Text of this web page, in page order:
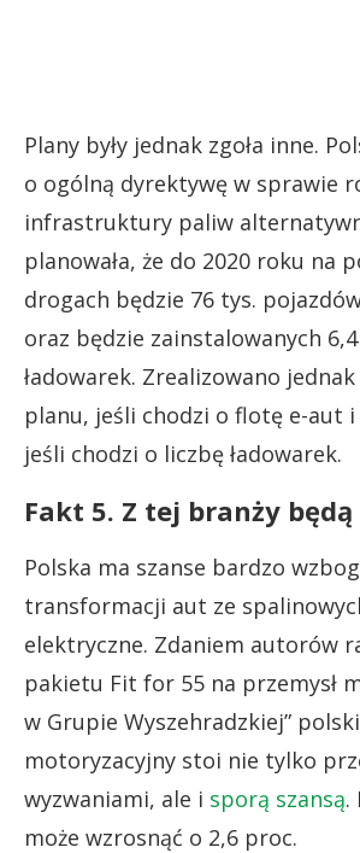
Plany były jednak zgoła inne.
o ogólną dyrektywę w sprawie
infrastruktury paliw
planowała, że do 2020 roku na
drogach będzie 76 tys.
oraz będzie zainstalowanych
ładowarek. Zrealizowano
planu, jeśli chodzi o flotę e-aut
jeśli chodzi o liczbę ładowarek.
Fakt 5. Z tej branży
Polska ma szanse bardzo
transformacji aut ze
elektryczne. Zdaniem autorów
pakietu Fit for 55 na przemysł
w Grupie Wyszehradzkiej”
motoryzacyjny stoi nie tylko
wyzwaniami, ale i sporą szansą.
może wzrosnąć o 2,6 proc.